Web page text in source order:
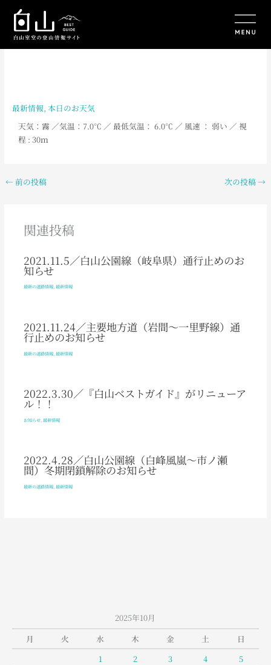
最新情報, 本日のお天気
天気：霧 ／気温：7.0℃ ／ 最低気温： 6.0℃ ／ 風速 ： 弱い ／ 視
程 : 30ｍ
←前の投稿 次の投稿→
関連投稿
2021.11.5／白山公園線（岐阜県）通行止めのお
知らせ
最新の道路情報, 最新情報
2021.11.24／主要地方道（岩間～一里野線）通
行止めのお知らせ
最新の道路情報, 最新情報
2022.3.30／『白山ベストガイド』がリニューア
ル！！
お知らせ, 最新情報
2022.4.28／白山公園線（白峰風嵐～市ノ瀬
間）冬期閉鎖解除のお知らせ
最新の道路情報, 最新情報
2025年10月
月
火 水 木 金 土
日
1
2 3 4
5